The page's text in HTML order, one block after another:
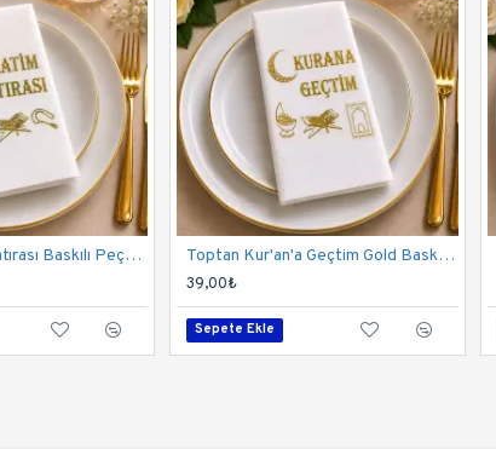
Toptan Hatim Hatırası Baskılı Peçete Gold Toptan Kur'an'a Geçtim Gold Baskılı Peçete
39,00₺
Sepete Ekle